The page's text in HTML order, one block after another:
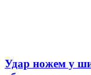
Удар ножем у